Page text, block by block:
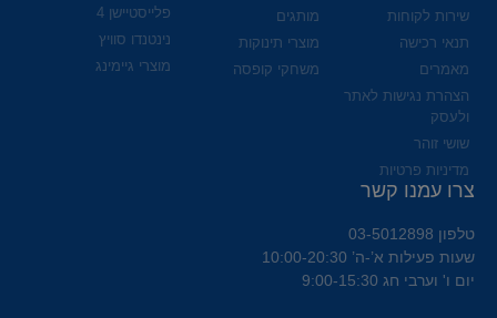
שירות לקוחות
תנאי רכישה
מאמרים
הצהרת נגישות לאתר
ולעסק
שושי זוהר
מדיניות פרטיות
מותגים
מוצרי תינוקות
משחקי קופסה
פלייסטיישן 4
נינטנדו סוויץ
מוצרי גיימינג
צרו עמנו קשר
טלפון 03-5012898
שעות פעילות א’-ה’ 10:00-20:30
יום ו' וערבי חג 9:00-15:30